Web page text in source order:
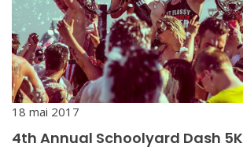
18 mai 2017
4th Annual Schoolyard Dash 5K